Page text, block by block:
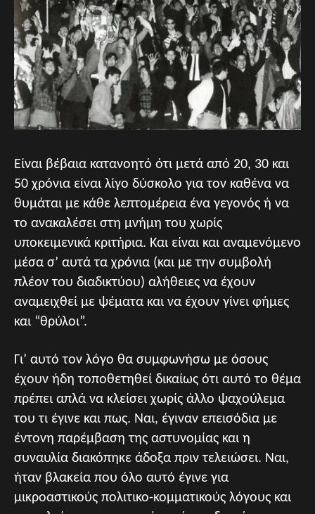
Είναι βέβαια κατανοητό ότι μετά από 20, 30 και
50 χρόνια είναι λίγο δύσκολο για τον καθένα να
θυμάται με κάθε λεπτομέρεια ένα γεγονός ή να
το ανακαλέσει στη μνήμη του χωρίς
υποκειμενικά κριτήρια. Και είναι και αναμενόμενο
μέσα σ’ αυτά τα χρόνια (και με την συμβολή
πλέον του διαδικτύου) αλήθειες να έχουν
αναμειχθεί με ψέματα και να έχουν γίνει φήμες
και “θρύλοι”.
Γι’ αυτό τον λόγο θα συμφωνήσω με όσους
έχουν ήδη τοποθετηθεί δικαίως ότι αυτό το θέμα
πρέπει απλά να κλείσει χωρίς άλλο ψαχούλεμα
του τι έγινε και πως. Ναι, έγιναν επεισόδια με
έντονη παρέμβαση της αστυνομίας και η
συναυλία διακόπηκε άδοξα πριν τελειώσει. Ναι,
ήταν βλακεία που όλο αυτό έγινε για
μικροαστικούς πολιτικο-κομματικούς λόγους και